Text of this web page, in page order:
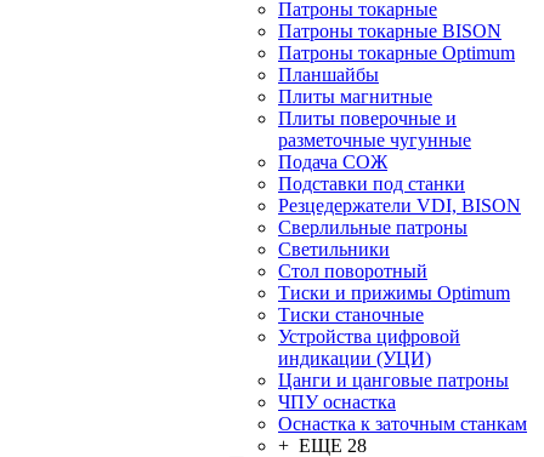
Патроны токарные
Патроны токарные BISON
Патроны токарные Optimum
Планшайбы
Плиты магнитные
Плиты поверочные и
разметочные чугунные
Подача СОЖ
Подставки под станки
Резцедержатели VDI, BISON
Сверлильные патроны
Светильники
Стол поворотный
Тиски и прижимы Optimum
Тиски станочные
Устройства цифровой
индикации (УЦИ)
Цанги и цанговые патроны
ЧПУ оснастка
Оснастка к заточным станкам
+ ЕЩЕ 28